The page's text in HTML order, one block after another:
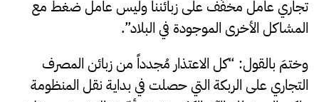
تجاري عامل مخفّف على زبائننا وليس عامل ضغط مع
المشاكل الأخرى الموجودة في البلاد”.
وختمَ بالقول: “كل الاعتذار مُجدداً من زبائن المصرف
التجاري على الربكة التي حصلت في بداية نقل المنظومة